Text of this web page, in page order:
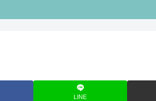
LINE